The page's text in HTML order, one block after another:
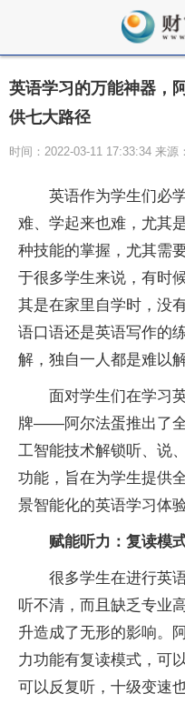
英语学习的万能神器，
供七大路径
时间：2022-03-11 17:33:34 来源
英语作为学生们必
难、学起来也难，尤其
种技能的掌握，尤其需
于很多学生来说，有时
其是在家里自学时，没
语口语还是英语写作的
解，独自一人都是难以解
面对学生们在学习
牌——阿尔法蛋推出了
工智能技术解锁听、说
功能，旨在为学生提供
景智能化的英语学习体验
赋能听力：复读模
很多学生在进行英
听不清，而且缺乏专业
升造成了无形的影响。
力功能有复读模式，可
可以反复听，十级变速